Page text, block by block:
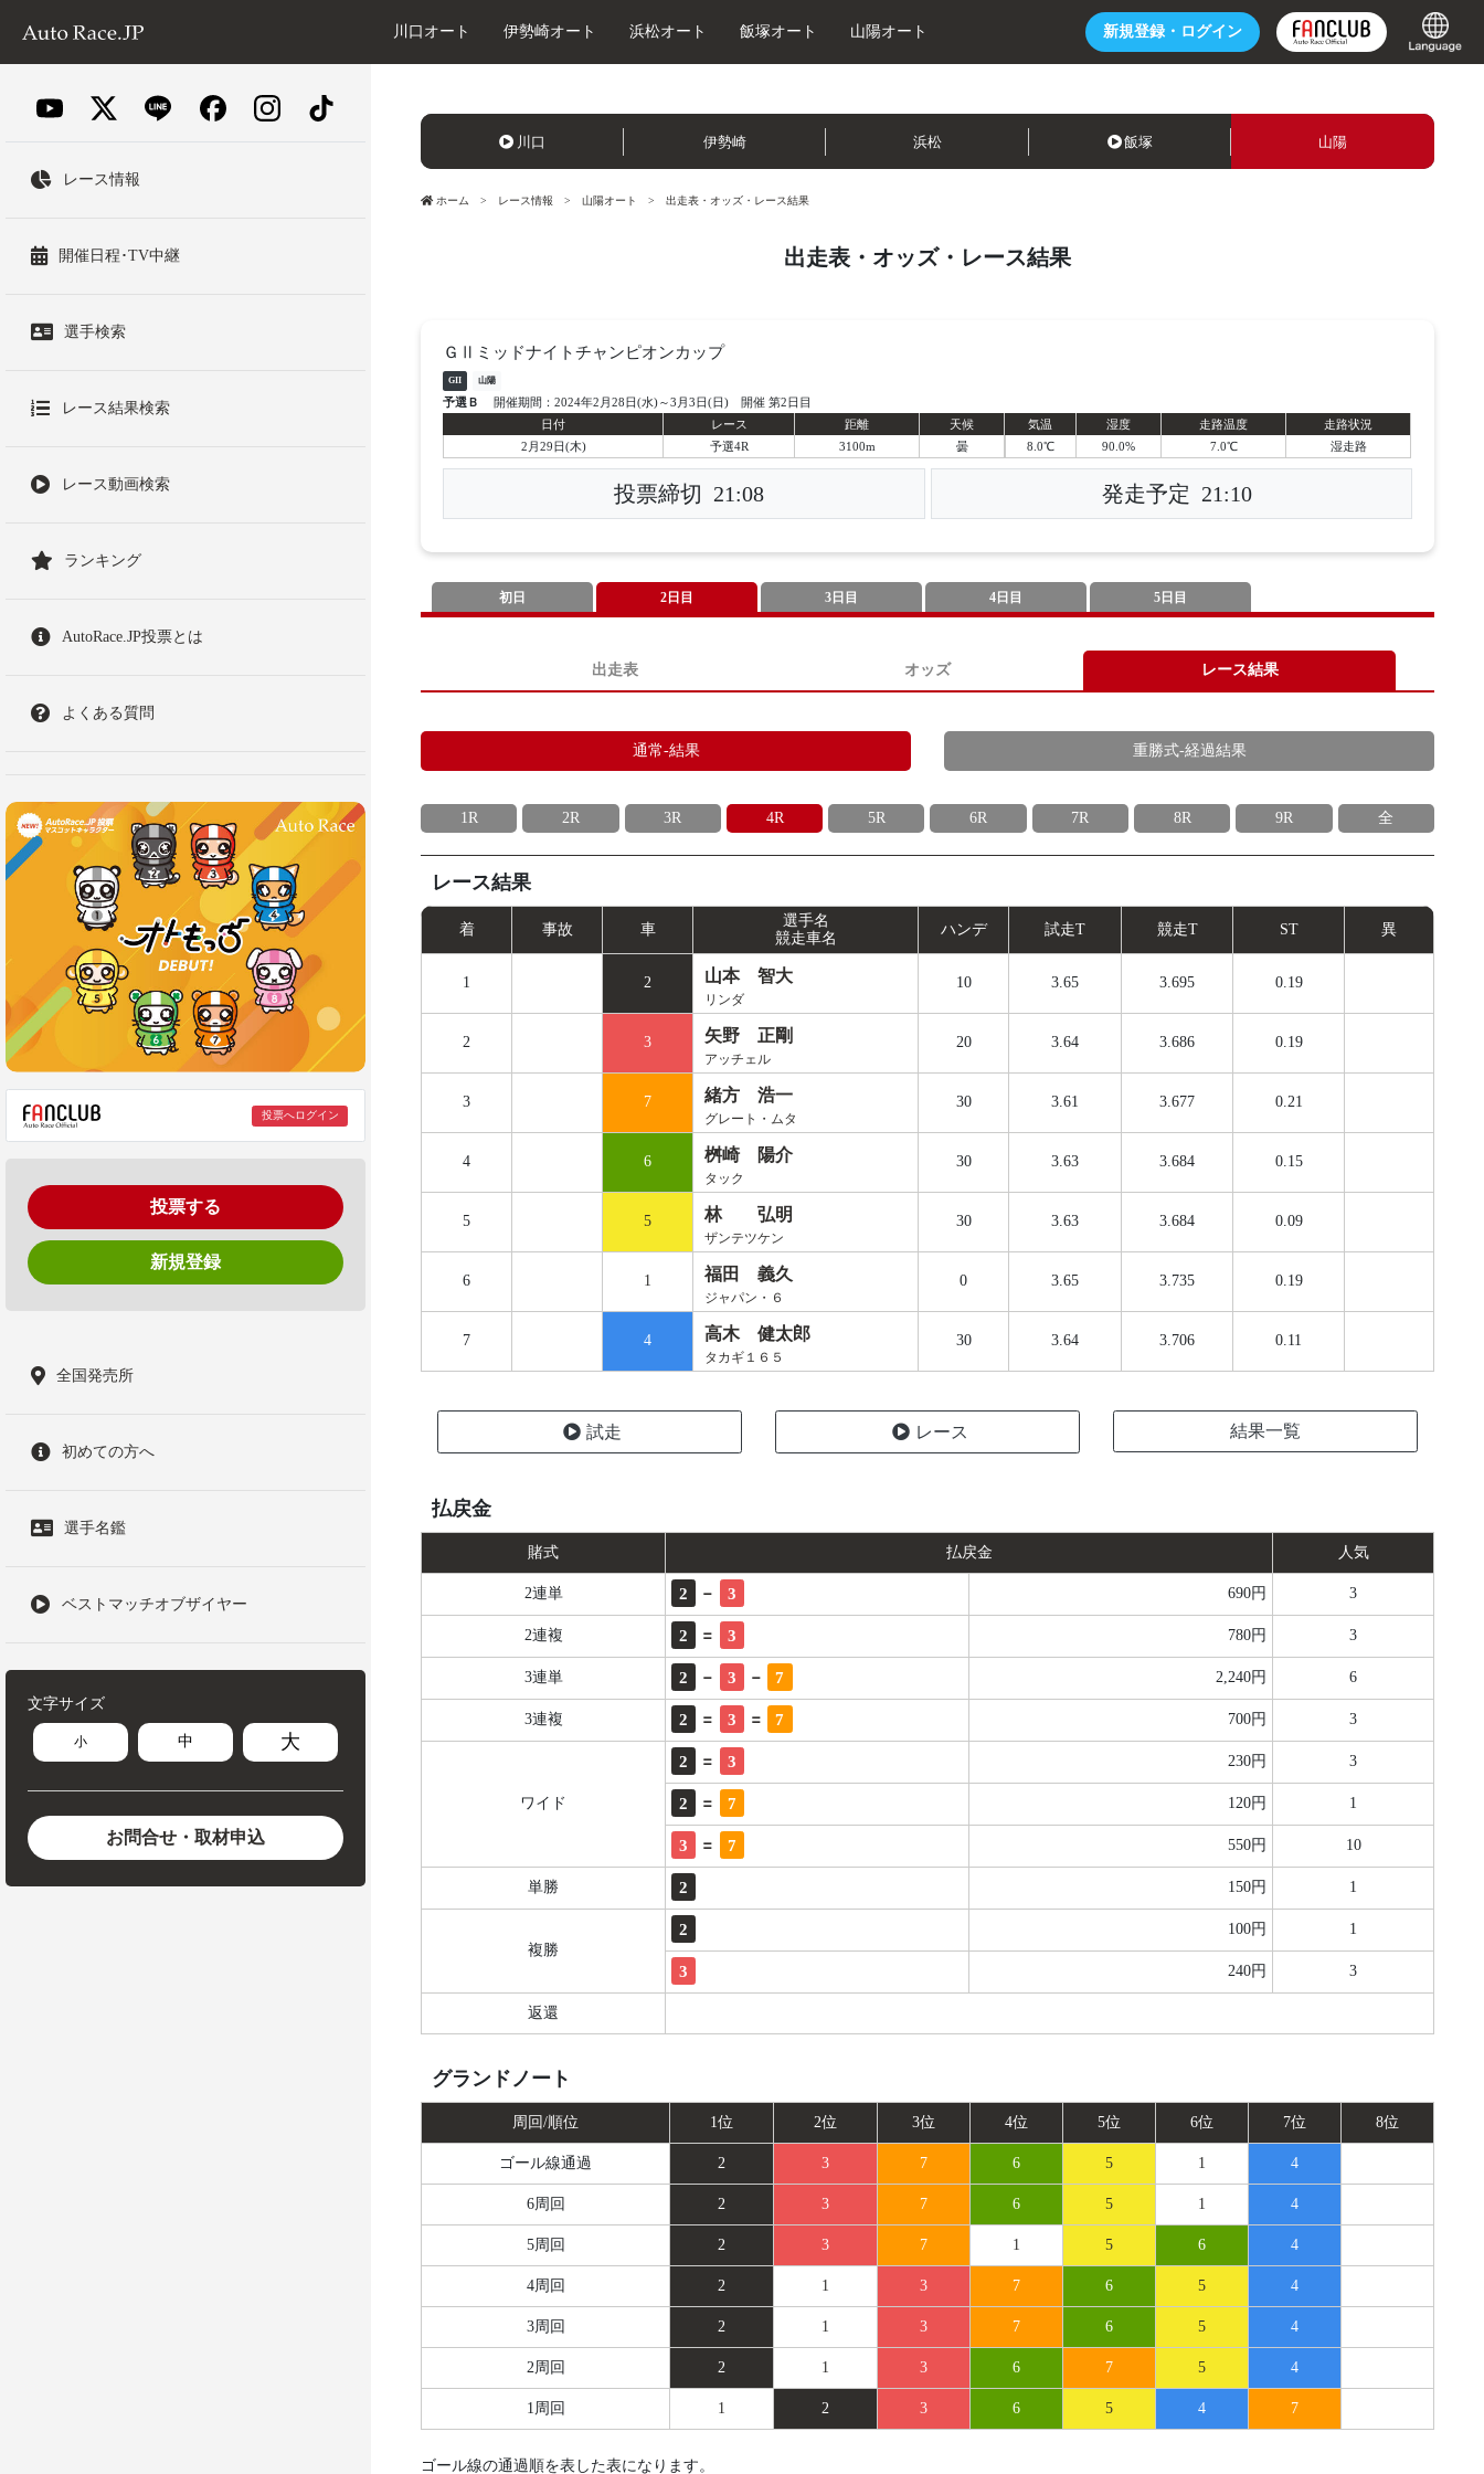
新規登録・ ログイン
川口オート 伊勢崎オート 浜松オート 飯塚オート 山陽オート
レース情報
開催日程･TV中継
選手検索
レース結果検索
レース動画検索
ランキング
AutoRace.JP投票とは
よくある質問
投票へログイン
投票する
新規登録
全国発売所
初めての方へ
選手名鑑
ベストマッチオブザイヤー
文字サイズ
小 中 大
お問合せ・取材申込
川口 伊勢崎 浜松 飯塚 山陽
ホーム レース情報 山陽オート 出走表・オッズ・レース結果
出走表・オッズ・レース結果
ＧⅡミッドナイトチャンピオンカップ
GII 山陽
予選Ｂ
開催期間：2024年2月28日(水)～3月3日(日) 開催 第2日目
日付
レース 距離
天候
2月29日(木)
予選4R 3100m 曇
気温 湿度 走路温度
走路状況
8.0℃
90.0% 7.0℃ 湿走路
投票締切 21:08 発走予定 21:10
初日 2日目 3日目 4日目 5日目
出走表 オッズ レース結果
通常-結果 重勝式-経過結果
1R 2R 3R 4R 5R 6R 7R 8R 9R 全
レース結果
着 事故 車
選手名
競走車名
ハンデ 試走T 競走T ST 異
1 2 山本 智大
リンダ
10 3.65 3.695 0.19
2 3 矢野 正剛
アッチェル
20 3.64 3.686 0.19
3 7 緒方 浩一
グレート・ムタ
30 3.61 3.677 0.21
4 6 桝崎 陽介
タック
30 3.63 3.684 0.15
5 5 林 弘明
ザンテツケン
30 3.63 3.684 0.09
6 1 福田 義久
ジャパン・６
0 3.65 3.735 0.19
7 4 高木 健太郎
タカギ１６５
30 3.64 3.706 0.11
試走 レース 結果一覧
払戻金
賭式 払戻金 人気
2連単 2 - 3 690円 3
2連複 2 = 3 780円 3
3連単 2 - 3 - 7 2,240円 6
3連複 2 = 3 = 7 700円 3
ワイド
2 = 3 230円 3
2 = 7 120円 1
3 = 7 550円 10
単勝 2 150円 1
複勝
2 100円 1
3 240円 3
返還
グランドノート
周回/順位 1位 2位 3位 4位 5位 6位 7位 8位
ゴール線通過 2 3 7 6 5 1 4
6周回 2 3 7 6 5 1 4
5周回 2 3 7 1 5 6 4
4周回 2 1 3 7 6 5 4
3周回 2 1 3 7 6 5 4
2周回 2 1 3 6 7 5 4
1周回 1 2 3 6 5 4 7
ゴール線の通過順を表した表になります。